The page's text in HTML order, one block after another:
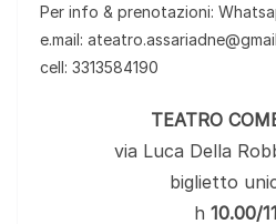
Per info & prenotazioni:
e.mail:
cell: 3313584190
TEATRO
via Luca Della
biglietto
h 10.00/